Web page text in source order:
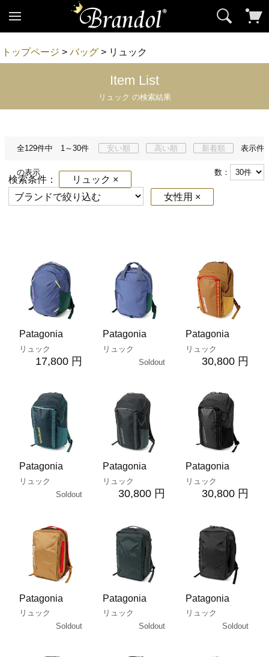
トップページ >バッグ > リュック
Item List
リュック の検索結果
全129件中 1～30件
の表示
安い順 高い順 新着順 表示件
数：
検索条件：
リュック ×
女性用 ×
Patagonia
リュック
17,800 円
Patagonia
リュック
Soldout
Patagonia
リュック
30,800 円
Patagonia
リュック
Soldout
Patagonia
リュック
30,800 円
Patagonia
リュック
30,800 円
Patagonia
リュック
Soldout
Patagonia
リュック
Soldout
Patagonia
リュック
Soldout